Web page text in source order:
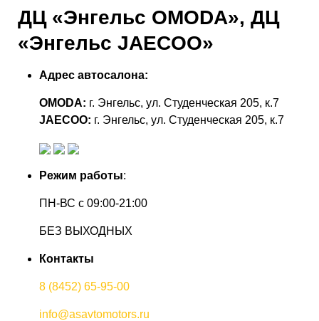
ДЦ «Энгельс OMODA», ДЦ
«Энгельс JAECOO»
Адрес автосалона:
OMODA: г. Энгельс, ул. Студенческая 205, к.7
JAECOO: г. Энгельс, ул. Студенческая 205, к.7
Режим работы:
ПН-ВС с 09:00-21:00
БЕЗ ВЫХОДНЫХ
Контакты
8 (8452) 65-95-00
info@asavtomotors.ru